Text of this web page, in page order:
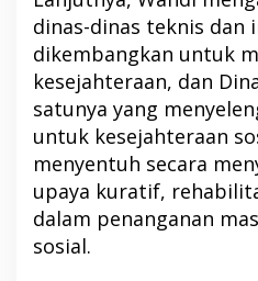
dinas-dinas teknis dan
dikembangkan untuk
kesejahteraan, dan
satunya yang
untuk kesejahteraan
menyentuh secara
upaya kuratif,
dalam penanganan
sosial.